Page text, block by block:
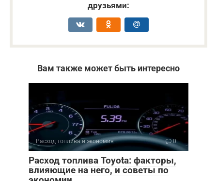
друзьями:
Вам также может быть интересно
Расход топлива и экономия 0
Расход топлива Toyota: факторы,
влияющие на него, и советы по